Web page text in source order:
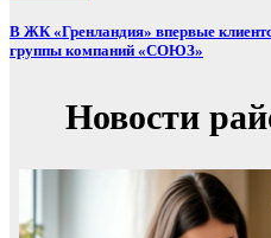
В ЖК «Гренландия» впервые
группы компаний «СОЮЗ»